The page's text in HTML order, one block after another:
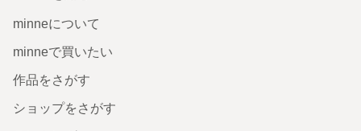
minneについて
minneで買いたい
作品をさがす
ショップをさがす